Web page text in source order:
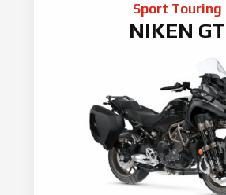
Sport Touring
NIKEN GT